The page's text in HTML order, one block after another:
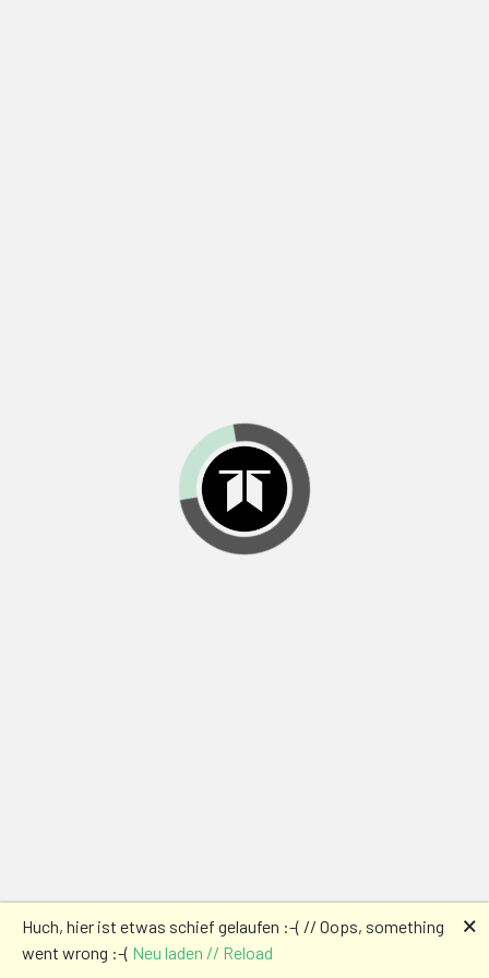
Huch, hier ist etwas schief gelaufen :-( // Oops, something
went wrong :-( Neu laden // Reload
🗙